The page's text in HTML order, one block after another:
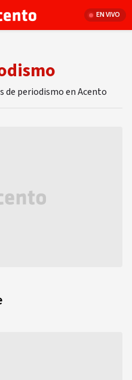
EN VIVO
periodismo en Acento